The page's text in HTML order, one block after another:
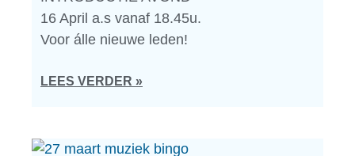
16 April a.s vanaf 18.45u.
Voor álle nieuwe leden!
LEES VERDER »